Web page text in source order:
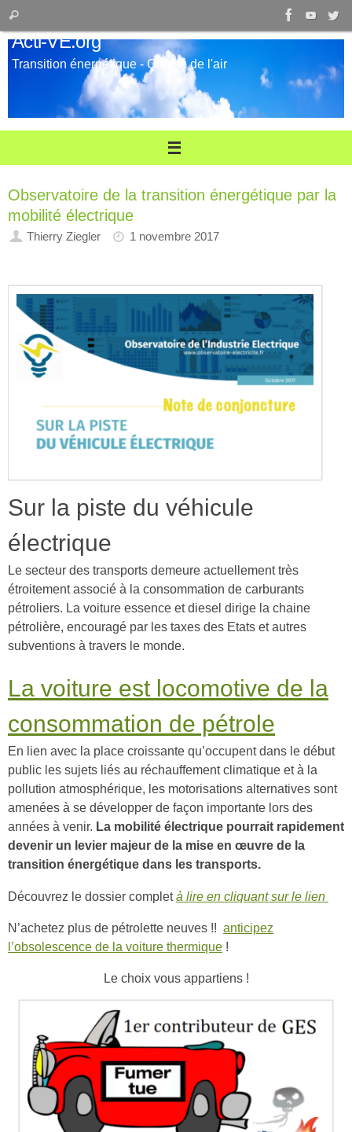
Passer
au
contenu
pour
:
Rechercher
Acti-VE.org
Transition énergétique - Qualité de l'air
Observatoire de la transition énergétique par la
mobilité électrique
Thierry Ziegler 1 novembre 2017
Sur la piste du véhicule
électrique
Le secteur des transports demeure actuellement très
étroitement associé à la consommation de carburants
pétroliers. La voiture essence et diesel dirige la chaine
pétrolière, encouragé par les taxes des Etats et autres
subventions à travers le monde.
La voiture est locomotive de la
consommation de pétrole
En lien avec la place croissante qu’occupent dans le début
public les sujets liés au réchauffement climatique et à la
pollution atmosphérique, les motorisations alternatives sont
amenées à se développer de façon importante lors des
années à venir. La mobilité électrique pourrait rapidement
devenir un levier majeur de la mise en œuvre de la
transition énergétique dans les transports.
Découvrez le dossier completà lire en cliquant sur le lien
N’achetez plus de pétrolette neuves !! anticipez
l’obsolescence de la voiture thermique !
Le choix vous appartiens !